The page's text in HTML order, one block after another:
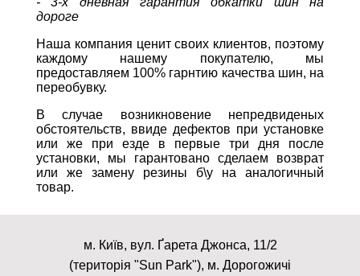
дороге
Наша компания ценит своих клиентов, поэтому
каждому нашему покупателю, мы
предоставляем 100% гарнтию качества шин, на
переобувку.
В случае возникновение непредвиденых
обстоятельств, ввиде дефектов при установке
или же при езде в первые три дня после
установки, мы гарантовано сделаем возврат
или же замену резины б\у на аналогичный
товар.
м. Київ, вул. Ґарета Джонса, 11/2
(територія "Sun Park"), м. Дорогожичі